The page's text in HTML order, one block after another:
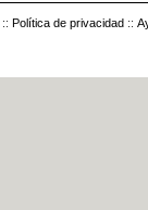
:: Política de privacidad ::